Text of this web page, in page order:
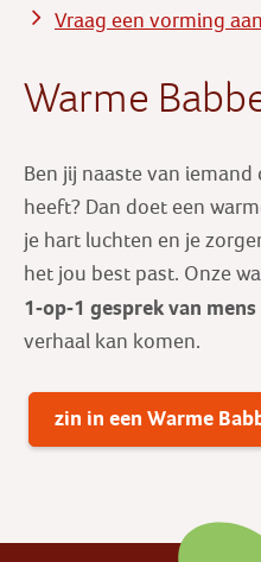
Vraag een vorming aan
Warme
Ben jij naaste van
heeft? Dan doet een
je hart luchten en je
het jou best past. Onze
1-op-1 gesprek van
verhaal kan komen.
zin in een Warme